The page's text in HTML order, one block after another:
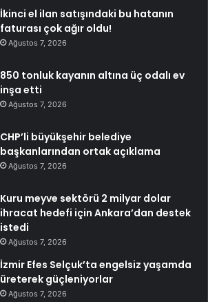
İkinci el ilan satışındaki bu hatanın
faturası çok ağır oldu!
Ağustos 7, 2026
850 tonluk kayanın altına üç odalı ev
inşa etti
Ağustos 7, 2026
CHP’li büyükşehir belediye
başkanlarından ortak açıklama
Ağustos 7, 2026
Kuru meyve sektörü 2 milyar dolar
ihracat hedefi için Ankara’dan destek
istedi
Ağustos 7, 2026
İzmir Efes Selçuk’ta engelsiz yaşamda
üreterek güçleniyorlar
Ağustos 7, 2026